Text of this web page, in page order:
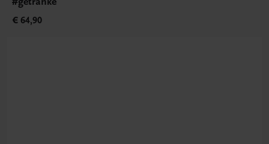
€ 64,90